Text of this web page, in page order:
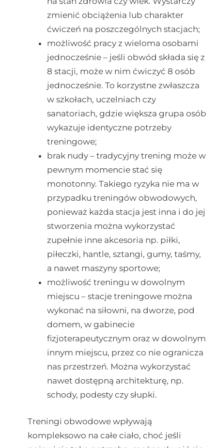
zmienić obciążenia lub charakter
ćwiczeń na poszczególnych stacjach;
możliwość pracy z wieloma osobami
jednocześnie – jeśli obwód składa się z
8 stacji, może w nim ćwiczyć 8 osób
jednocześnie. To korzystne zwłaszcza
w szkołach, uczelniach czy
sanatoriach, gdzie większa grupa osób
wykazuje identyczne potrzeby
treningowe;
brak nudy – tradycyjny trening może w
pewnym momencie stać się
monotonny. Takiego ryzyka nie ma w
przypadku treningów obwodowych,
ponieważ każda stacja jest inna i do jej
stworzenia można wykorzystać
zupełnie inne akcesoria np. piłki,
piłeczki, hantle, sztangi, gumy, taśmy,
a nawet maszyny sportowe;
możliwość treningu w dowolnym
miejscu – stacje treningowe można
wykonać na siłowni, na dworze, pod
domem, w gabinecie
fizjoterapeutycznym oraz w dowolnym
innym miejscu, przez co nie ogranicza
nas przestrzeń. Można wykorzystać
nawet dostępną architekturę, np.
schody, podesty czy słupki.
Treningi obwodowe wpływają
kompleksowo na całe ciało, choć jeśli